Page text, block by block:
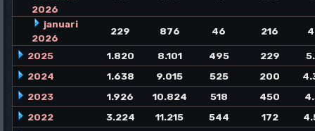
2026
januari
2026
229 876 46 216
2025 1.820 8.101 495 229
2024
1.638 9.015 525 200
2023
1.926 10.824 518 450
2022
3.224 11.215 544 172